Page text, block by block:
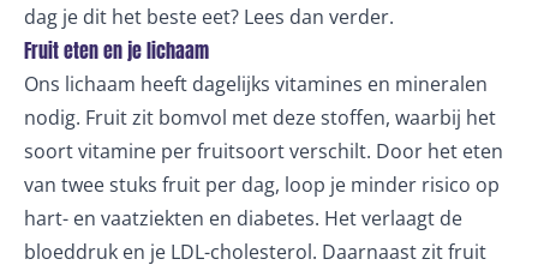
dag je dit het beste eet? Lees dan verder.
Fruit eten en je lichaam
Ons lichaam heeft dagelijks vitamines en mineralen
nodig. Fruit zit bomvol met deze stoffen, waarbij het
soort vitamine per fruitsoort verschilt. Door het eten
van twee stuks fruit per dag, loop je minder risico op
hart- en vaatziekten en diabetes. Het verlaagt de
bloeddruk en je LDL-cholesterol. Daarnaast zit fruit